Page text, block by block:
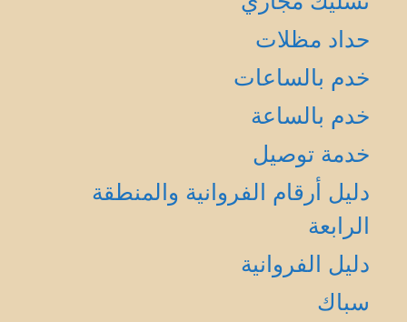
حداد مظلات
خدم بالساعات
خدم بالساعة
خدمة توصيل
دليل أرقام الفروانية والمنطقة
الرابعة
دليل الفروانية
سباك